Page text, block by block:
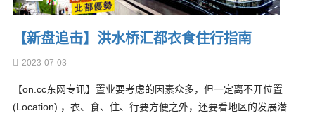
【新盘追击】洪水桥汇都衣食住行指南
2023-07-03
【on.cc东网专讯】置业要考虑的因素众多，但一定离不开位置
(Location) ，衣、食、住、行要方便之外，还要看地区的发展潜